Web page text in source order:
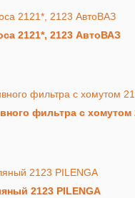
2121*, 2123 АвтоВАЗ
фильтра с хомутом
2123 PILENGA